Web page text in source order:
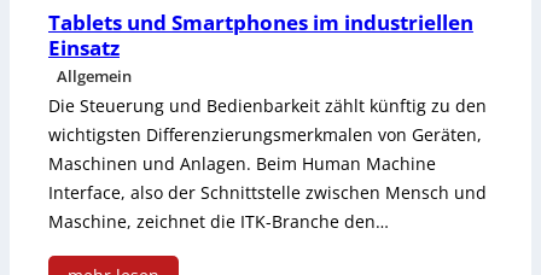
u
r
c
h
f
l
f
ü
r
D
r
u
r
u
n
g
e
n
E
n
e
r
g
i
Tablets und Smartphones im industriellen
Einsatz
Allgemein
Die Steuerung und Bedienbarkeit zählt künftig zu den
wichtigsten Differenzierungsmerkmalen von Geräten,
Maschinen und Anlagen. Beim Human Machine
Interface, also der Schnittstelle zwischen Mensch und
Maschine, zeichnet die ITK-Branche den…